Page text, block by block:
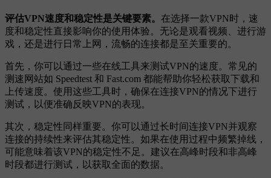
评估VPN速度和稳定性是关键要素。 在选择一款VPN时，速
度和稳定性直接影响你的使用体验。无论是观看视频、进行游
戏，还是进行日常上网，流畅的连接都是至关重要的。
首先，你可以通过一些在线工具来测试VPN的速度。常见的
测速网站如 Speedtest 和 Fast.com 都能帮助你轻松获取下载和
上传速度。使用这些工具时，确保在连接VPN的情况下进行
测试，以便准确反映VPN的表现。
其次，稳定性同样重要。你可以通过长时间连接VPN并观察
连接的持续性来评估其稳定性。如果在使用过程中频繁掉线，
可能意味着该VPN的稳定性不足。建议在高峰时段和非高峰
时段都进行测试，以获取全面的数据。